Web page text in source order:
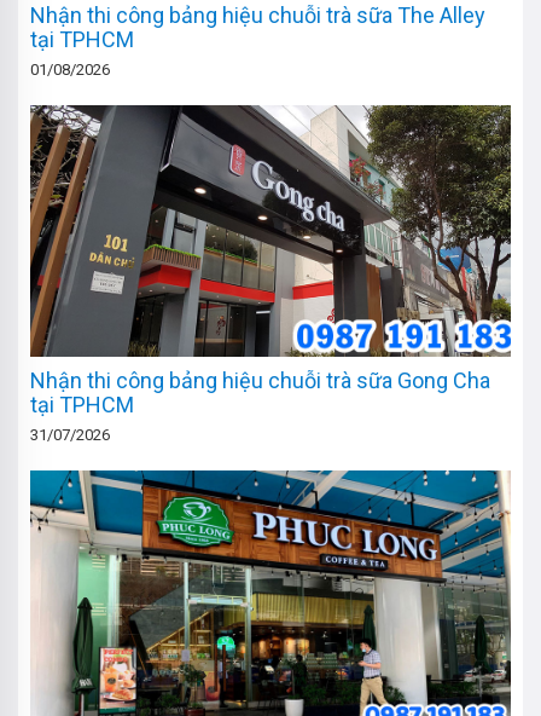
Nhận thi công bảng hiệu chuỗi trà sữa The Alley
tại TPHCM
01/08/2026
Nhận thi công bảng hiệu chuỗi trà sữa Gong Cha
tại TPHCM
31/07/2026